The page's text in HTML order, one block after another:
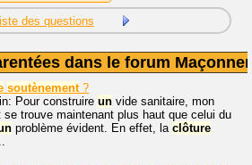
des questions
dans le forum
soutènement?
Pour construire un vide sanitaire, mon
se trouve maintenant plus haut que celui du
problème évident. En effet, la clôture